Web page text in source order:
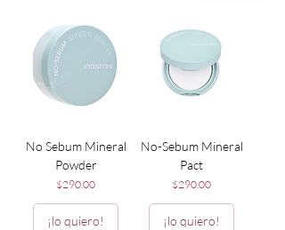
No Sebum Mineral
Powder
Precio
$290.00
¡lo quiero!
No-Sebum Mineral
Pact
Precio
$290.00
¡lo quiero!